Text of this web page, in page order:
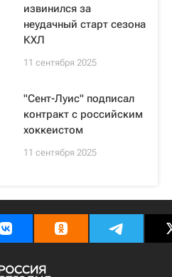
извинился за
неудачный старт сезона
КХЛ
11 сентября 2025
"Сент-Луис" подписал
контракт с российским
хоккеистом
11 сентября 2025